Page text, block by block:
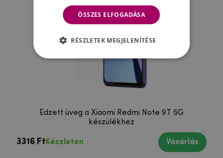
Edzett üveg a Xiaomi Redmi Note 9T 5G
készülékhez
3316 Ft Készleten Vásárlás
ÖSSZES ELFOGADÁSA
RÉSZLETEK MEGJELENÍTÉSE